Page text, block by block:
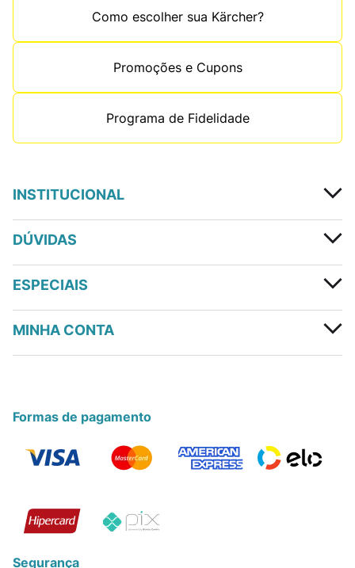
Como escolher sua Kärcher?
Promoções e Cupons
Programa de Fidelidade
INSTITUCIONAL
DÚVIDAS
ESPECIAIS
MINHA CONTA
Formas de pagamento
Segurança